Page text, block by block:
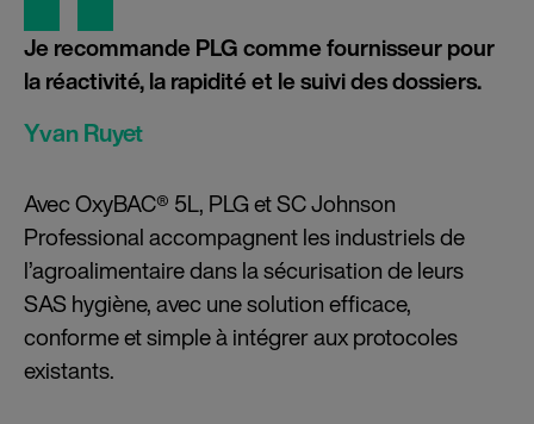
Je recommande PLG comme fournisseur pour
la réactivité, la rapidité et le suivi des dossiers.
Yvan Ruyet
Avec OxyBAC® 5L, PLG et SC Johnson
Professional accompagnent les industriels de
l’agroalimentaire dans la sécurisation de leurs
SAS hygiène, avec une solution efficace,
conforme et simple à intégrer aux protocoles
existants.